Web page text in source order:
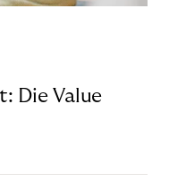
Die Value